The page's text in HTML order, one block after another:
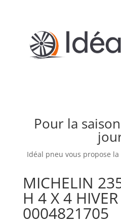
Pour la
Idéal pneu vous propose
MICHELIN
H 4 X 4 HIVER
0004821705